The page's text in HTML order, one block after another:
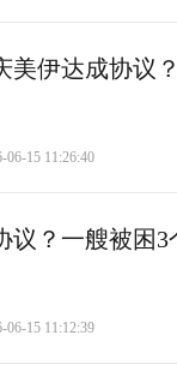
美伊达成协议
06-15 11:26:40
议？一艘被困
06-15 11:12:39